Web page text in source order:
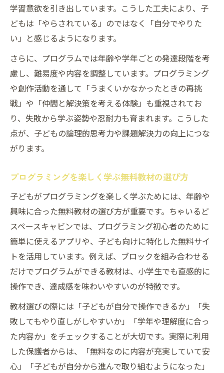
学習意欲を引き出しています。こうした工夫により、子
どもは「やらされている」のではなく「自分でやりた
い」と感じるようになります。
さらに、プログラムでは年齢や学年ごとの発達段階を考
慮し、難易度や内容を調整しています。プログラミング
や創作活動を通して「うまくいかなかったときの再挑
戦」や「仲間と解決策を考える体験」も重視されてお
り、失敗から学ぶ姿勢や忍耐力も育まれます。こうした
点が、子どもの論理的思考力や課題解決力の向上につな
がります。
プログラミングを楽しく学ぶ無料教材の選び方
子どもがプログラミングを楽しく学ぶためには、年齢や
興味に合った無料教材の選び方が重要です。ちゃいるど
スペースキャビンでは、プログラミング初心者のために
簡単に使えるアプリや、子ども向けに特化した無料サイ
トを活用しています。例えば、ブロックを組み合わせる
だけでプログラムができる教材は、小学生でも直感的に
操作でき、達成感を味わいやすいのが特徴です。
教材選びの際には「子どもが自分で操作できるか」「失
敗してもやり直しがしやすいか」「学年や理解度に合っ
た内容か」をチェックすることが大切です。実際に利用
した保護者からは、「無料なのに内容が充実していて安
心」「子どもが自分から進んで取り組むようになった」